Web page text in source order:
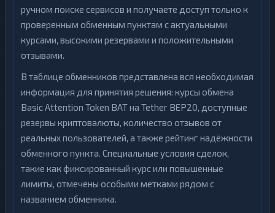
ручном поиске сервисов и получаете доступ только к
проверенным обменным пунктам с актуальными
курсами, высокими резервами и положительными
отзывами.
В таблице обменников представлена вся необходимая
информация для принятия решения: курсы обмена
Basic Attention Token BAT на Tether BEP20, доступные
резервы криптовалюты, количество отзывов от
реальных пользователей, а также рейтинг надёжности
обменного пункта. Специальные условия сделок,
такие как фиксированный курс или повышенные
лимиты, отмечены особыми метками рядом с
названием обменника.